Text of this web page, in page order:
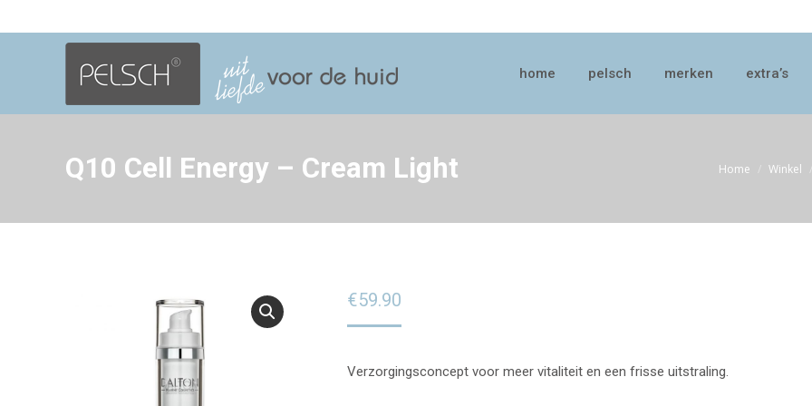
home pelsch merken extra’s
Q10 Cell Energy – Cream Light Je bent hier:
Home Winkel
€59.90
Verzorgingsconcept voor meer vitaliteit en een frisse uitstraling.